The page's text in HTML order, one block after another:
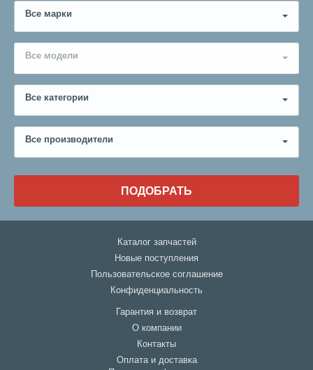
Все марки
Все модели
Все категории
Все производители
ПОДОБРАТЬ
Каталог запчастей
Новые поступления
Пользовательское соглашение
Конфиденциальность
Гарантия и возврат
О компании
Контакты
Оплата и доставка